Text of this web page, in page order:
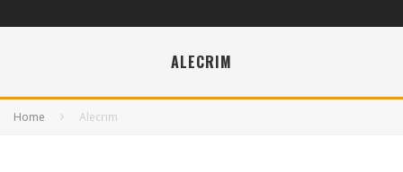
ALECRIM
Home Alecrim